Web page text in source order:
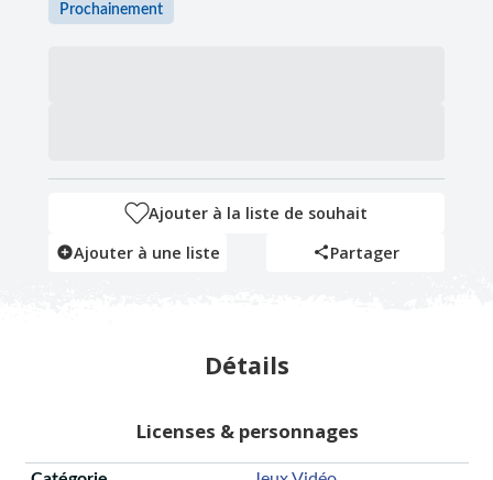
Prochainement
Ajouter à la liste de souhait
Ajouter à une liste
Partager
Détails
Licenses & personnages